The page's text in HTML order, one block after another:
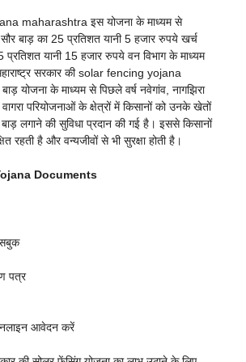
maharashtra इस योजना के माध्यम से
सौर बाड़ का 25 प्रतिशत यानी 5 हजार रुपये खर्च
प्रतिशत यानी 15 हजार रुपये वन विभाग के माध्यम
सरकार की solar fencing yojana
योजना के माध्यम से पिछले वर्ष नवेगांव, नागझिरा
परियोजनाओं के क्षेत्रों में किसानों को उनके खेतों
बाड़ लगाने की सुविधा प्रदान की गई है। इससे किसानों
रहती है और वन्यजीवों से भी सुरक्षा होती है।
Documents
पत्र
आवेदन करें